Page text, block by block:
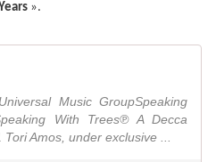
».
Music GroupSpeaking
With Trees℗ A Decca
Amos, under exclusive ...